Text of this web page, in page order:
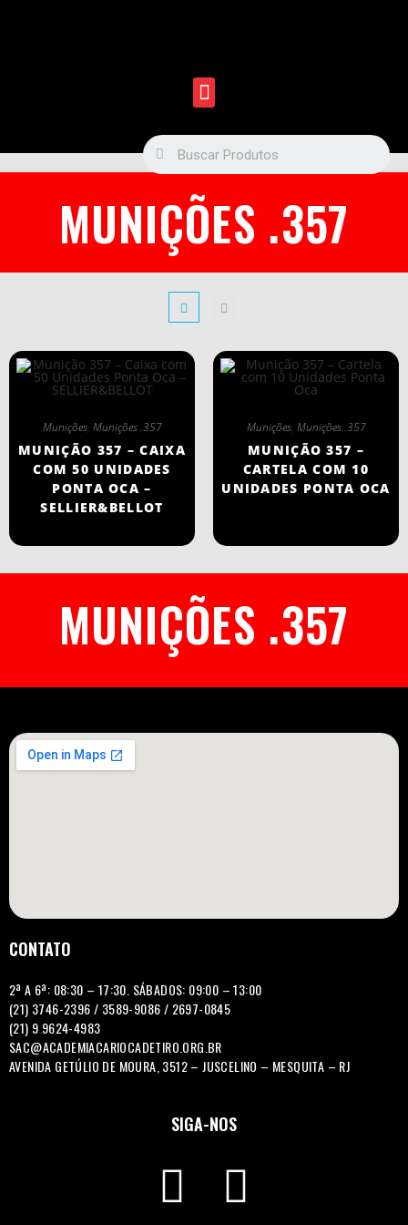
MUNIÇÕES .357
Munições, Munições .357
MUNIÇÃO 357 – CAIXA
COM 50 UNIDADES
PONTA OCA –
SELLIER&BELLOT
Munições, Munições .357
MUNIÇÃO 357 –
CARTELA COM 10
UNIDADES PONTA OCA
MUNIÇÕES .357
CONTATO
2ª A 6ª: 08:30 – 17:30. SÁBADOS: 09:00 – 13:00
(21) 3746-2396 / 3589-9086 / 2697-0845
(21) 9 9624-4983
SAC@ACADEMIACARIOCADETIRO.ORG.BR
AVENIDA GETÚLIO DE MOURA, 3512 – JUSCELINO – MESQUITA – RJ
SIGA-NOS